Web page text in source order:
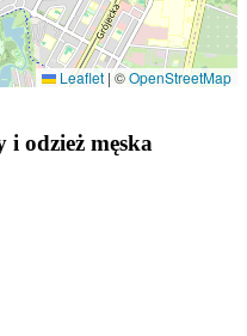
Leaflet | ©OpenStreetMap
odzież męska